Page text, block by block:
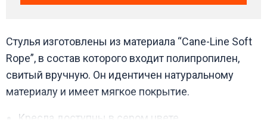
Стулья изготовлены из материала “Cane-Line Soft
Rope”, в состав которого входит полипропилен,
свитый вручную. Он идентичен натуральному
материалу и имеет мягкое покрытие.
Кресла доступны в сером цвете.